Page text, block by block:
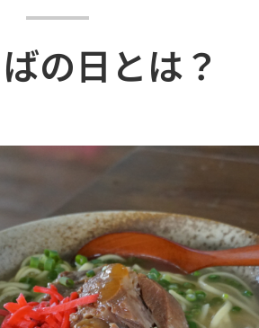
の日とは？